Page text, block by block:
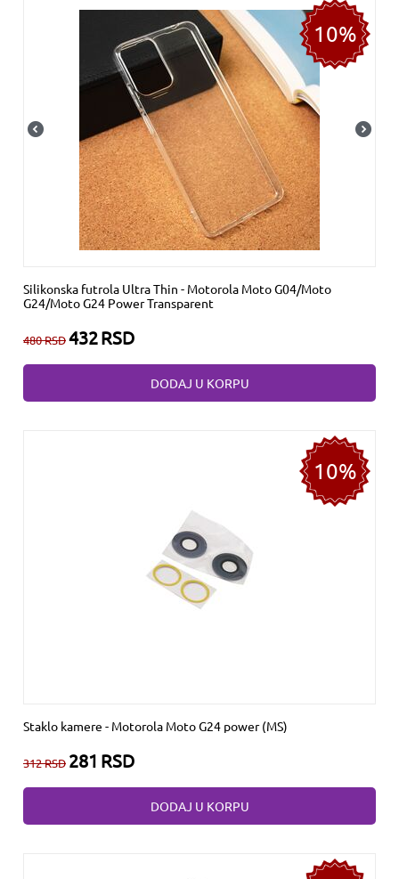
10%
Silikonska futrola Ultra Thin - Motorola Moto G04/Moto
G24/Moto G24 Power Transparent
480RSD432RSD
DODAJ U KORPU
10%
Staklo kamere - Motorola Moto G24 power (MS)
312RSD 281 RSD
DODAJ U KORPU